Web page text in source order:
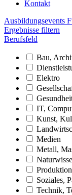
Kontakt
Ausbildungsevents
Ergebnisse filtern
Berufsfeld
Bau,
Elektro
IT,
Kunst,
Medien
Metall,
Soziales,
Technik,